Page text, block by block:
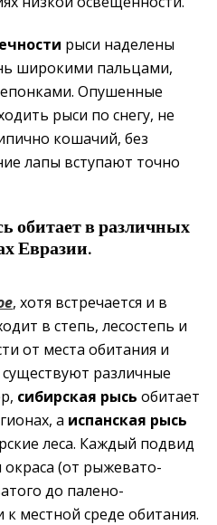
рыси наделены
широкими пальцами,
Опушенные
рыси по снегу, не
кошачий, без
лапы вступают точно
в различных
Евразии.
, хотя встречается и в
в степь, лесостепь и
от места обитания и
различные
сибирская рысь обитает
а испанская рысь
леса. Каждый подвид
окраса (от рыжевато-
до палено-
местной среде обитания.